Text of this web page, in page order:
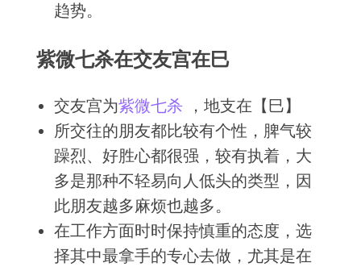
趋势。
紫微七杀在交友宫在巳
交友宫为紫微七杀 ，地支在【巳】
所交往的朋友都比较有个性，脾气较
躁烈、好胜心都很强，较有执着，大
多是那种不轻易向人低头的类型，因
此朋友越多麻烦也越多。
在工作方面时时保持慎重的态度，选
择其中最拿手的专心去做，尤其是在